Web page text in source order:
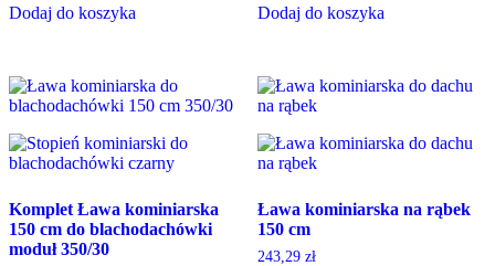
Dodaj do koszyka Dodaj do koszyka
Komplet Ława kominiarska
150 cm do blachodachówki
moduł 350/30
Ława kominiarska na rąbek
150 cm
243,29 zł